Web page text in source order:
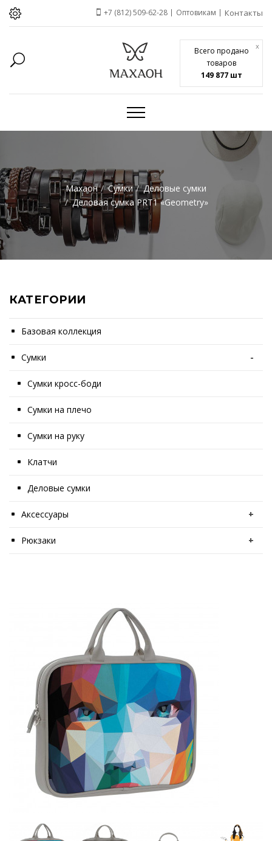
Всего продано
товаров
149 877 шт
x
+7 (812) 509-62-28 Оптовикам Контакты
Махаон Сумки
Деловые сумки
Деловая сумка PRT1 «Geometry»
КАТЕГОРИИ
Базовая коллекция
Сумки -
Сумки кросс-боди
Сумки на плечо
Сумки на руку
Клатчи
Деловые сумки
Аксессуары +
Рюкзаки +